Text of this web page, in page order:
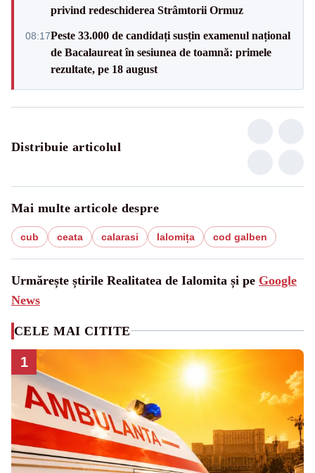
privind redeschiderea Strâmtorii Ormuz
08:17Peste 33.000 de candidați susțin examenul național
de Bacalaureat în sesiunea de toamnă: primele
rezultate, pe 18 august
Distribuie articolul
Mai multe articole despre
cub ceata calarasi Ialomița cod galben
Urmărește știrile Realitatea de Ialomita și pe Google
News
CELE MAI CITITE
1